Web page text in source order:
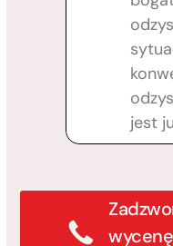
jest
wycenę